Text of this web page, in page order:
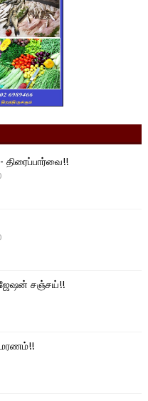
ஜேஷன் சஞ்சய்!!
மரணம்!!